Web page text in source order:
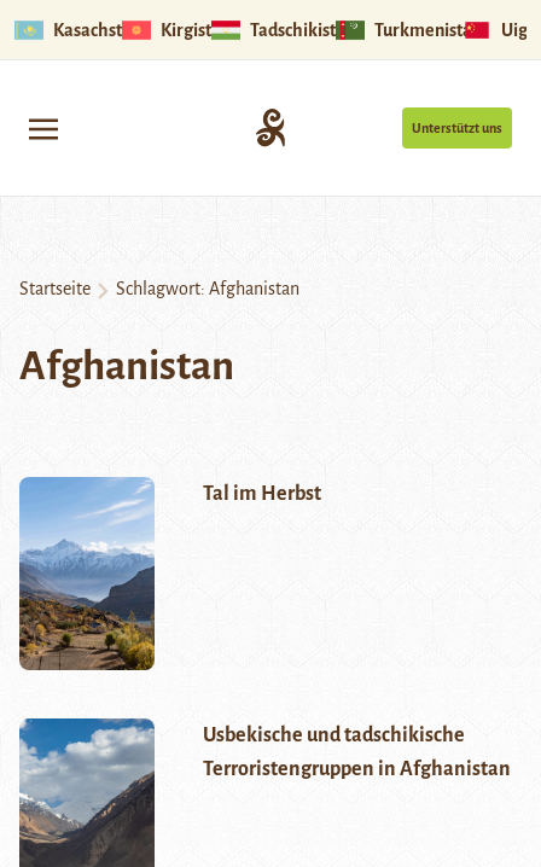
Kasachstan Kirgistan Tadschikistan Turkmenistan
Unterstützt uns
Startseite Schlagwort: Afghanistan
Afghanistan
Tal im Herbst
Usbekische und tadschikische
Terroristengruppen in Afghanistan